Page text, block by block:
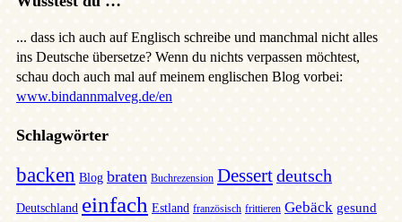
... dass ich auch auf Englisch schreibe und manchmal nicht alles
ins Deutsche übersetze? Wenn du nichts verpassen möchtest,
schau doch auch mal auf meinem englischen Blog vorbei:
www.bindannmalveg.de/en
Schlagwörter
backen Blog braten Buchrezension Dessertdeutsch
Deutschland einfach Estland französisch frittieren Gebäck gesund